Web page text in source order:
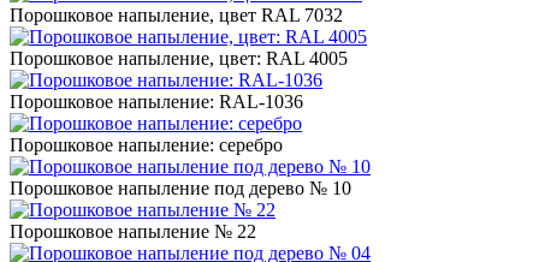
Порошковое напыление, цвет RAL 7032
Порошковое напыление, цвет: RAL 4005
Порошковое напыление: RAL-1036
Порошковое напыление: серебро
Порошковое напыление под дерево № 10
Порошковое напыление № 22